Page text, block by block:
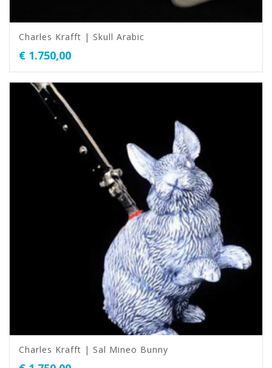
Charles Krafft | Skull Arabic
€ 1.750,00
Charles Krafft | Sal Mineo Bunny